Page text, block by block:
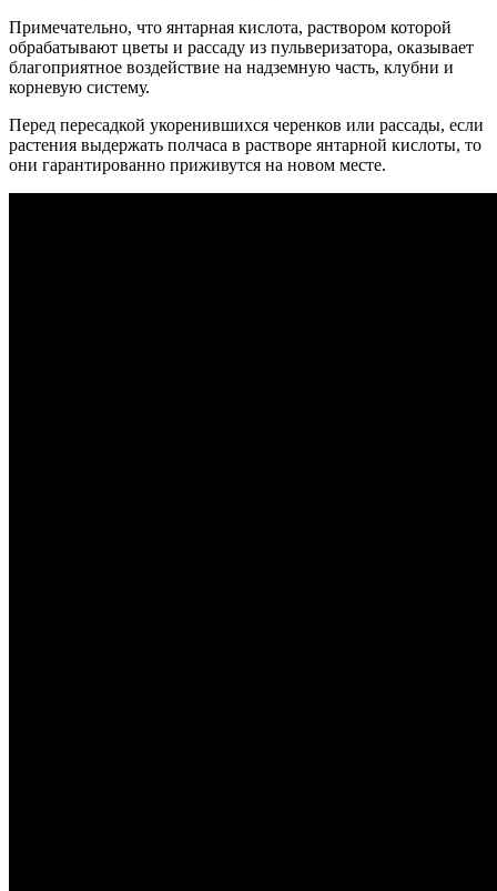
Примечательно, что янтарная кислота, раствором которой
обрабатывают цветы и рассаду из пульверизатора, оказывает
благоприятное воздействие на надземную часть, клубни и
корневую систему.
Перед пересадкой укоренившихся черенков или рассады, если
растения выдержать полчаса в растворе янтарной кислоты, то
они гарантированно приживутся на новом месте.